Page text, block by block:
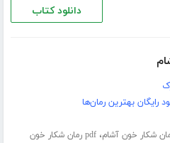
دانلود کتاب
رایگان بهترین رمان‌ها
شکار خون آشام،
pdf رمان شکار خون